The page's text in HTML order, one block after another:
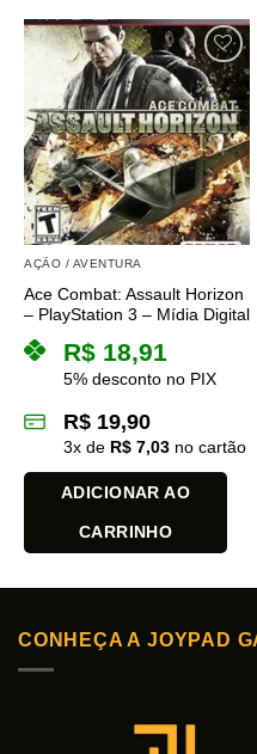
AÇÃO / AVENTURA
Ace Combat: Assault Horizon
– PlayStation 3 – Mídia Digital
R$ 18,91
5% desconto no PIX
R$ 19,90
3x de R$ 7,03 no cartão
ADICIONAR AO
CARRINHO
CONHEÇA A JOYPAD